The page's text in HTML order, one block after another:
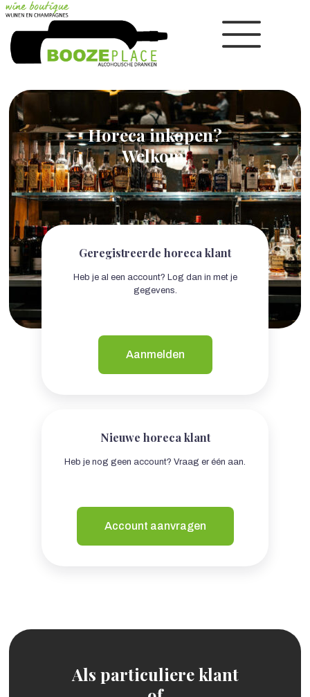
Horeca inkopen?
Welkom!
Geregistreerde horeca klant
Heb je al een account? Log dan in met je
gegevens.
Aanmelden
Nieuwe horeca klant
Heb je nog geen account? Vraag er één aan.
Account aanvragen
Als particuliere klant